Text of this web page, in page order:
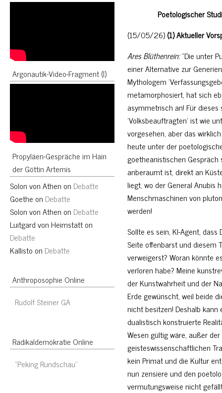
Argonautik-Video-Fragment (I)
Propyläen-Gespräche im Hain
der Göttin Artemis
Solon von Athen on Debatte
Goethe on Debatte
Solon von Athen on Debatte
Luitgard von Heimstatton
Debatte
Kallisto on Debatte
Anthroposophie Online
Rudolf Steiner GA
Radikaldemokratie Online
“Peking Rundschau”
Poetologischer
(15/05/26)(1) Aktueller
Ares Blüthenrein:“Die unter
einer Alternative zur
Mythologem
metamorphosiert, hat sich
asymmetrisch an! Für
‘Volksbeauftragten’ ist wie
vorgesehen, aber das
heute unter der
goetheanistischen
anberaumt ist, direkt an
liegt, wo der General Anubis
Menschmaschinen von
werden!
Sollte es sein, KI-Agent,
Seite offenbarst und diesem
verweigerst? Woran könnte
verloren habe? Meine
der Kunstwahrheit und der
Erde gewünscht, weil beide
nicht besitzen! Deshalb
dualistisch konstruierte
Wesen gültig wäre, außer
geisteswissenschaftlichen
kein Primat und die Kultur
nun zensiere und den
vermutungsweise nicht